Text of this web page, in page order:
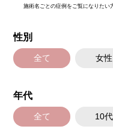
施術名ごとの症例をご覧になりたい
性別
全て 女性
年代
全て 10代